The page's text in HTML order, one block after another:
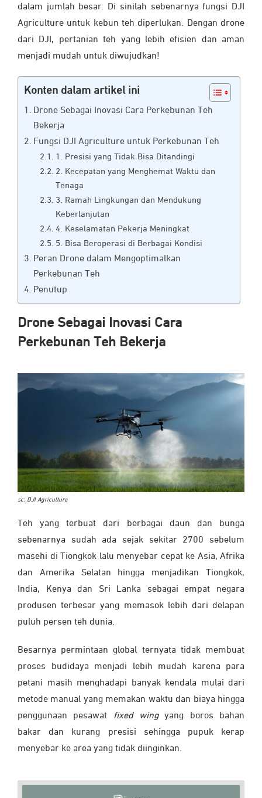
dalam jumlah besar. Di sinilah sebenarnya fungsi DJI
Agriculture untuk kebun teh diperlukan. Dengan drone
dari DJI, pertanian teh yang lebih efisien dan aman
menjadi mudah untuk diwujudkan!
Konten dalam artikel ini
Drone Sebagai Inovasi Cara Perkebunan Teh
Bekerja
Fungsi DJI Agriculture untuk Perkebunan Teh
1. Presisi yang Tidak Bisa Ditandingi
2. Kecepatan yang Menghemat Waktu dan
Tenaga
3. Ramah Lingkungan dan Mendukung
Keberlanjutan
4. Keselamatan Pekerja Meningkat
5. Bisa Beroperasi di Berbagai Kondisi
Peran Drone dalam Mengoptimalkan
Perkebunan Teh
Penutup
Drone Sebagai Inovasi Cara
Perkebunan Teh Bekerja
sc: DJI Agriculture
Teh yang terbuat dari berbagai daun dan bunga
sebenarnya sudah ada sejak sekitar 2700 sebelum
masehi di Tiongkok lalu menyebar cepat ke Asia, Afrika
dan Amerika Selatan hingga menjadikan Tiongkok,
India, Kenya dan Sri Lanka sebagai empat negara
produsen terbesar yang memasok lebih dari delapan
puluh persen teh dunia.
Besarnya permintaan global ternyata tidak membuat
proses budidaya menjadi lebih mudah karena para
petani masih menghadapi banyak kendala mulai dari
metode manual yang memakan waktu dan biaya hingga
penggunaan pesawat fixed wingyang boros bahan
bakar dan kurang presisi sehingga pupuk kerap
menyebar ke area yang tidak diinginkan.